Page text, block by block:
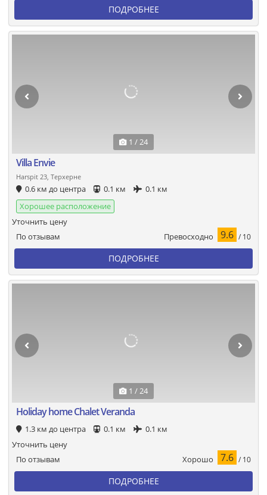
ПОДРОБНЕЕ
1 / 24
Villa Envie
Harspit 23, Терхерне
0.6 км до центра 0.1 км
0.1 км
Хорошее расположение
По отзывам Превосходно 9.6 / 10
Уточнить цену
ПОДРОБНЕЕ
1 / 24
Holiday home Chalet Veranda
1.3 км до центра 0.1 км 0.1 км
По отзывам Хорошо 7.6 / 10
Уточнить цену
ПОДРОБНЕЕ